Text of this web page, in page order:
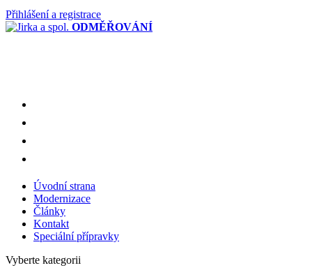
Přihlášení a registrace
ODMĚŘOVÁNÍ
Úvodní strana
Modernizace
Články
Kontakt
Speciální přípravky
Vyberte kategorii